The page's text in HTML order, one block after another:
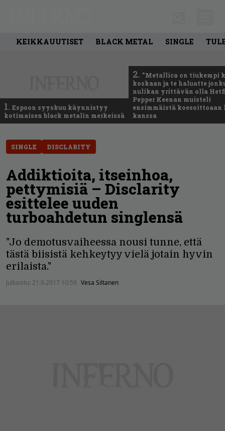
KEIKKAUUTISET BLACK METAL SINGLE
1. Espoon syyskuu käynnistyy
kotimaisen black metalin merkeissä
2. ”Metallica on tiukempi
koskaan ja te haluatte
nulikan yrittävän olla
Pepper Keenan muisteli
ensimmäistä
kanssa
SINGLE DISCLARITY
Addiktioita, itseinhoa,
pettymisiä – Disclarity
esittelee uuden
turboahdetun singlensä
"Jo demotusvaiheessa nousi tunne, että
tästä biisistä kehkeytyy vielä jotain hyvin
erilaista."
Julkaistu: 21.9.2017 10:59 Vesa Siltanen